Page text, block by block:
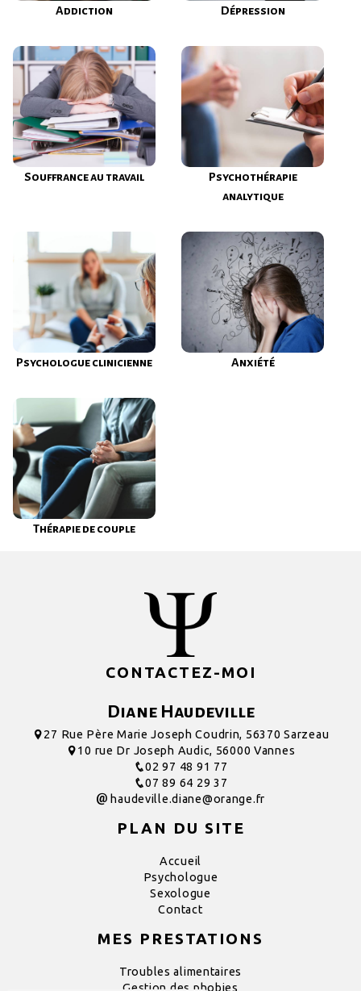
Addiction Dépression
Souffrance au travail
Psychothérapie
analytique
Psychologue clinicienne Anxiété
Thérapie de couple
CONTACTEZ-MOI
Diane Haudeville
27 Rue Père Marie Joseph Coudrin, 56370 Sarzeau
10 rue Dr Joseph Audic, 56000 Vannes
02 97 48 91 77
07 89 64 29 37
haudeville.diane@orange.fr
PLAN DU SITE
Accueil
Psychologue
Sexologue
Contact
MES PRESTATIONS
Troubles alimentaires
Gestion des phobies